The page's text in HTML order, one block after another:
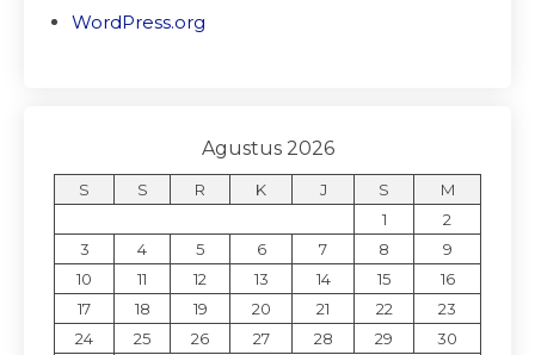
WordPress.org
Agustus 2026
S S R K J S
M
1
2
3
4 5 6 7 8
9
10
11 12 13 14 15
16
17
18 19 20 21 22
23
24
25 26 27 28 29
30